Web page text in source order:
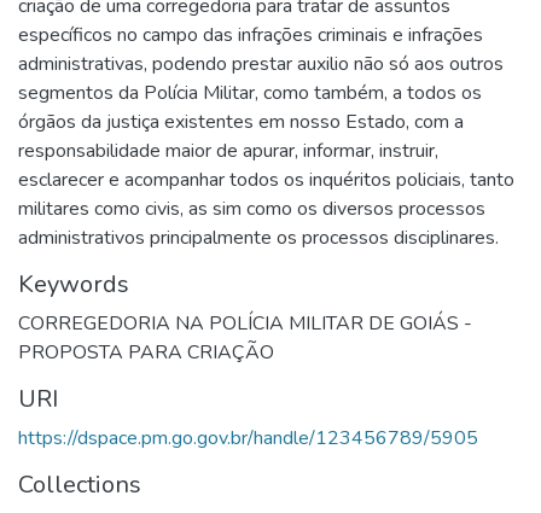
criação de uma corregedoria para tratar de assuntos
específicos no campo das infrações criminais e infrações
administrativas, podendo prestar auxilio não só aos outros
segmentos da Polícia Militar, como também, a todos os
órgãos da justiça existentes em nosso Estado, com a
responsabilidade maior de apurar, informar, instruir,
esclarecer e acompanhar todos os inquéritos policiais, tanto
militares como civis, as sim como os diversos processos
administrativos principalmente os processos disciplinares.
Keywords
CORREGEDORIA NA POLÍCIA MILITAR DE GOIÁS -
PROPOSTA PARA CRIAÇÃO
URI
https://dspace.pm.go.gov.br/handle/123456789/5905
Collections